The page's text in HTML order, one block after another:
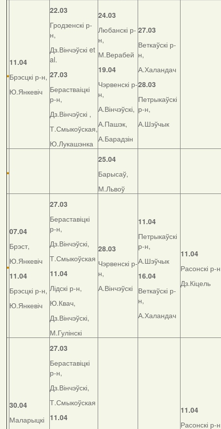
11.04
Брэсцкі р-н,
Ю.Янкевіч
22.03
Гродзенскі р-
н,
Дз.Вінчэўскі et
al.
27.03
Берастваіцкі
р-н,
Дз.Вінчэўскі ,
Т.Смыкоўская,
Ю.Лукашэнка
24.03
Любанскі р-
н,
М.Верабей
19.04
Чэрвенскі р-
н,
А.Вінчэўскі,
А.Пашэк,
А.Барадзін
27.03
Веткаўскі р-
н,
А.Халандач
28.03
Петрыкаўскі
р-н,
А.Шэўчык
25.04
Барысаў,
М.Львоў
07.04
Брэст,
Ю.Янкевіч
11.04
Брэсцкі р-н,
Ю.Янкевіч
27.03
Бераставіцкі
р-н,
Дз.Вінчэўскі,
Т.Смыкоўская
11.04
Лідскі р-н,
Ю.Квач,
Дз.Вінчэўскі,
М.Гулінскі
28.03
Чэрвенскі р-
н,
А.Вінчэўскі
11.04
Петрыкаўскі
р-н,
А.Шэўчык
16.04
Веткаўскі р-
н,
А.Халандач
11.04
Расонскі р-
Дз.Кіцель
30.04
Маларыцкі
27.03
Бераставіцкі
р-н,
Дз.Вінчэўскі,
Т.Смыкоўская
11.04
11.04
Расонскі р-